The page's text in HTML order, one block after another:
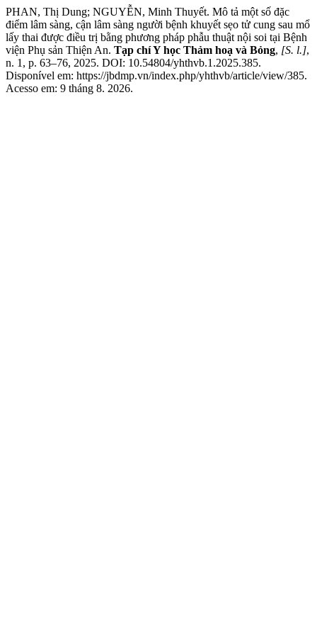
PHAN, Thị Dung; NGUYỄN, Minh Thuyết. Mô tả một số đặc
điểm lâm sàng, cận lâm sàng người bệnh khuyết sẹo tử cung sau mổ
lấy thai được điều trị bằng phương pháp phẫu thuật nội soi tại Bệnh
viện Phụ sản Thiện An. Tạp chí Y học Thảm hoạ và Bỏng, [S. l.],
n. 1, p. 63–76, 2025. DOI: 10.54804/yhthvb.1.2025.385.
Disponível em: https://jbdmp.vn/index.php/yhthvb/article/view/385.
Acesso em: 9 tháng 8. 2026.